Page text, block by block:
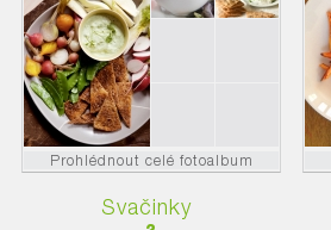
Prohlédnout celé fotoalbum
Svačinky